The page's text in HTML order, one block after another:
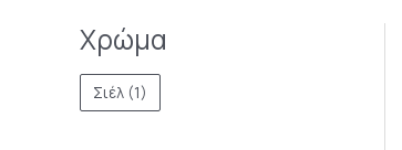
Χρώμα
Σιέλ (1)